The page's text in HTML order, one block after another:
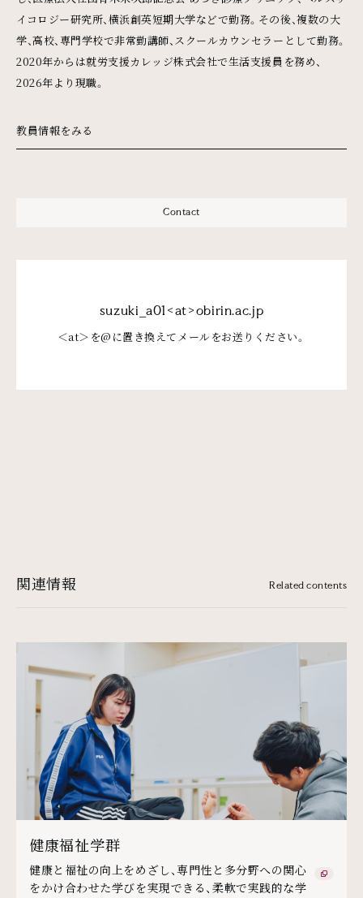
イコロジー研究所、横浜創英短期大学などで勤務。その後、複数の大
学、高校、専門学校で非常勤講師、スクールカウンセラーとして勤務。
2020年からは就労支援カレッジ株式会社で生活支援員を務め、
2026年より現職。
教員情報をみる
Contact
suzuki_a01<at>obirin.ac.jp
＜at＞を@に置き換えてメールをお送りください。
関連情報 Related contents
健康福祉学群
健康と福祉の向上をめざし、専門性と多分野への関心
をかけ合わせた学びを実現できる、柔軟で実践的な学